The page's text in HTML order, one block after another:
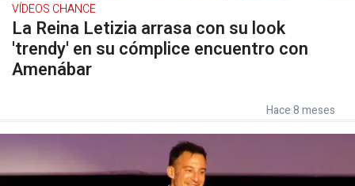
VÍDEOS CHANCE
La Reina Letizia arrasa con su look
'trendy' en su cómplice encuentro con
Amenábar
Hace 8 meses